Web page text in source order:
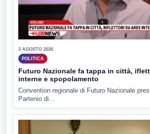
3 AGOSTO 2026
POLITICA
Futuro Nazionale fa tappa in città,
interne e spopolamento
Convention regionale di Futuro Nazionale
Partenio di...